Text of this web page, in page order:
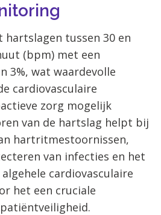
hartslagen tussen 30 en
(bpm) met een
3%, wat waardevolle
cardiovasculaire
zorg mogelijk
van de hartslag helpt bij
hartritmestoornissen,
van infecties en het
cardiovasculaire
het een cruciale